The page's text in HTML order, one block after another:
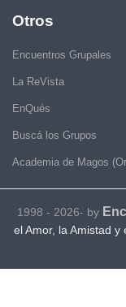
Otros
Encuentros Grupales
La ReVista
EnQués
Buscá los Grupos
Academia de Magos
1998 - 2026- by
el Amor, la Amistad